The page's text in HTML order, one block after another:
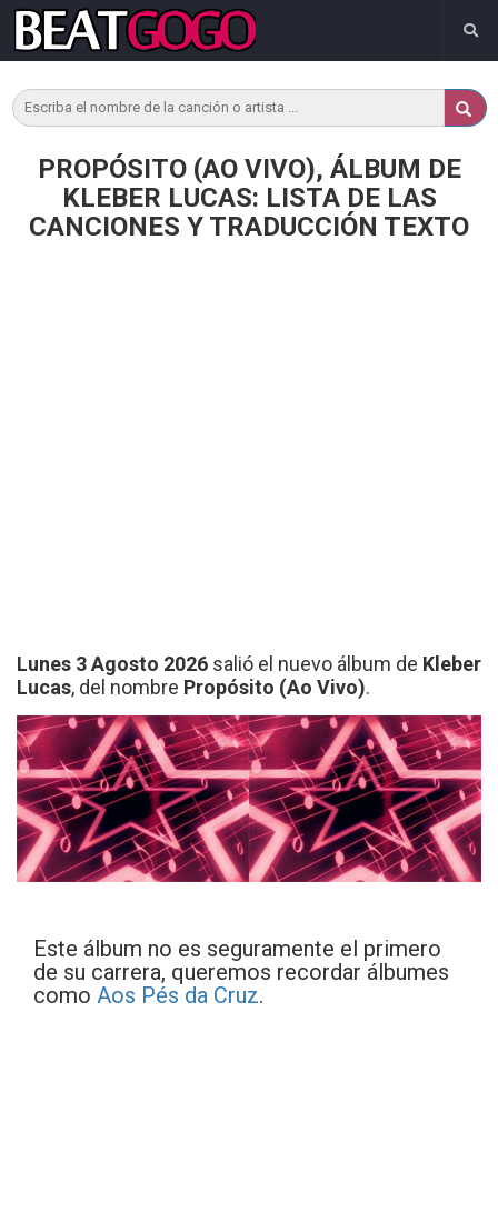
PROPÓSITO (AO VIVO), ÁLBUM DE
KLEBER LUCAS: LISTA DE LAS
CANCIONES Y TRADUCCIÓN TEXTO
Lunes 3 Agosto 2026 salió el nuevo álbum de Kleber
Lucas, del nombre Propósito (Ao Vivo).
Este álbum no es seguramente el primero
de su carrera, queremos recordar álbumes
como Aos Pés da Cruz.